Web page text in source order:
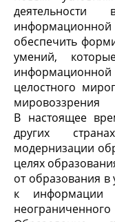
деятельности
обеспечить
умений,
информационной
целостного
мировоззрения
В настоящее
других
модернизации
целях
от образования в
к информации